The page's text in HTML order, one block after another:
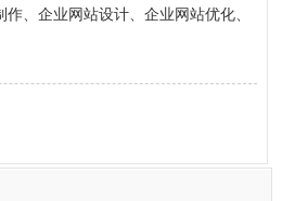
、企业网站设计、企业网站优化、